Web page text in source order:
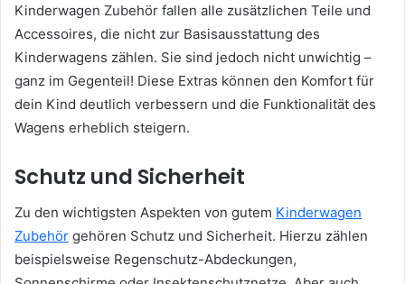
Kinderwagen Zubehör fallen alle zusätzlichen Teile und
Accessoires, die nicht zur Basisausstattung des
Kinderwagens zählen. Sie sind jedoch nicht unwichtig –
ganz im Gegenteil! Diese Extras können den Komfort für
dein Kind deutlich verbessern und die Funktionalität des
Wagens erheblich steigern.
Schutz und Sicherheit
Zu den wichtigsten Aspekten von gutem Kinderwagen
Zubehör gehören Schutz und Sicherheit. Hierzu zählen
beispielsweise Regenschutz-Abdeckungen,